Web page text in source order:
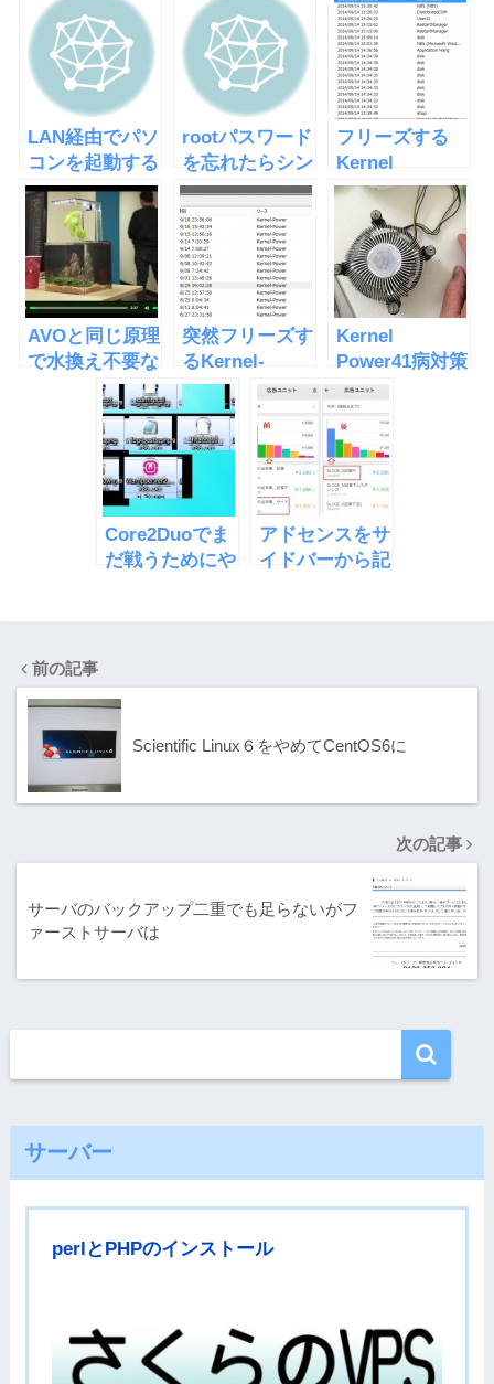
LAN経由でパソ
コンを起動する
PXEブートとそ
の方法
rootパスワード
を忘れたらシン
グルユーザーモ
ードでリセット
フリーズする
Kernel
Power41病は
HDDが原因だ
った
AVOと同じ原理
で水換え不要な
「EcoQube
突然フリーズす
るKernel-
Power 41病
Kernel
Power41病対策
にCPUファンの
清掃
Core2Duoでま
だ戦うためにや
アドセンスをサ
イドバーから記
前の記事
Scientific Linux６をやめてCentOS6に
次の記事
サーバのバックアップ二重でも足らないがフ
ァーストサーバは
サーバー
perlとPHPのインストール